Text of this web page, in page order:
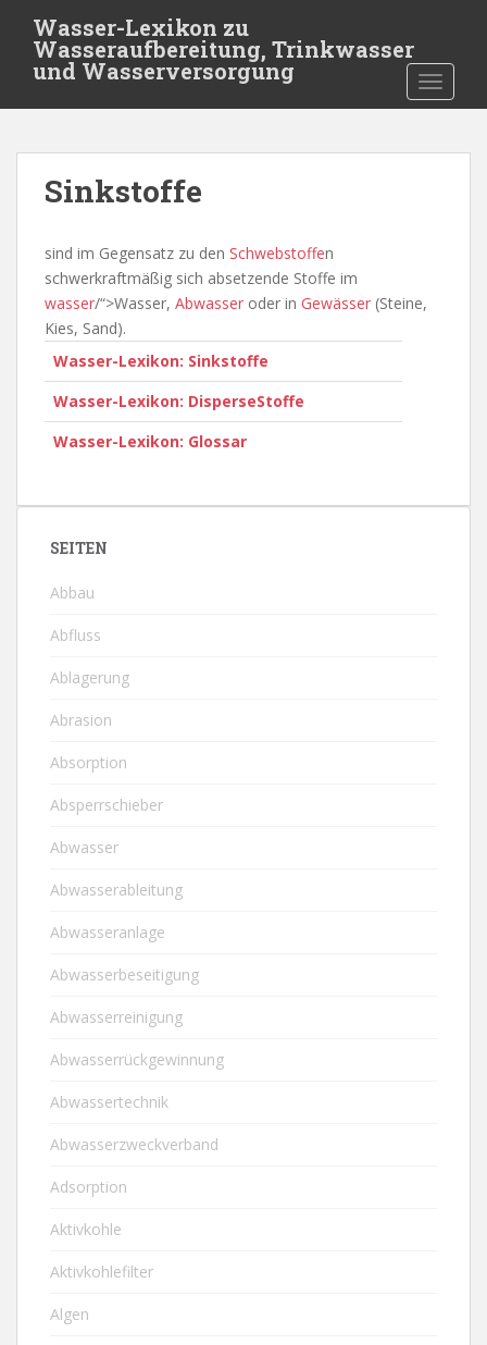
t
Wasser-Lexikon zu
Wasseraufbereitung, Trinkwasser
und Wasserversorgung
Sinkstoffe
sind im Gegensatz zu den Schwebstoffen
schwerkraftmäßig sich absetzende Stoffe im
wasser/“>Wasser, Abwasser oder in Gewässer (Steine,
Kies, Sand).
Wasser-Lexikon: Sinkstoffe
Wasser-Lexikon: DisperseStoffe
Wasser-Lexikon: Glossar
SEITEN
Abbau
Abfluss
Ablagerung
Abrasion
Absorption
Absperrschieber
Abwasser
Abwasserableitung
Abwasseranlage
Abwasserbeseitigung
Abwasserreinigung
Abwasserrückgewinnung
Abwassertechnik
Abwasserzweckverband
Adsorption
Aktivkohle
Aktivkohlefilter
Algen